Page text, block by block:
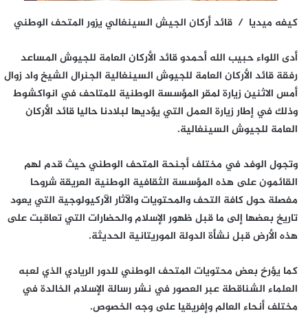
كيفه ميديا / قائد أركان الجيش السينغالي يزور المتحف الوطني
أدى اللواء حبيب الله أحمدو قائد الأركان العامة للجيوش المساعد
رفقة قائد الأركان العامة للجيوش السينغالية الجنرال الشيخ واد زوال
أمس الاثنين زيارة لمقر المؤسسة الوطنية للمتاحف في انواكشوط
وذلك في إطار زيارة العمل التي يؤديها لبلادنا حاليا قائد الأركان
العامة للجيوش السينغالية.
وتجول الوفد في مختلف أجنحة المتحف الوطني حيث قدم لهم
القائمون على هذه المؤسسة الثقافية الوطنية العريقة شروحا
مفصلة حول كافة التحف والمحتويات والآثار الآركيولوجية التي يعود
تاريخ بعضها إلى ما قبل ظهور الإسلام والحضارات التي تعاقبت على
هذه الأرض قبل نشأة الدولة الموريتانية الحديثة.
كما يؤرخ بعض محتويات المتحف الوطني للدور الريادي الذي لعبه
العلماء الشناقطة عبر العصور في نشر رسالة الإسلام الخالدة في
مختلف أنحاء العالم وإفريقيا على وجه الخصوص.